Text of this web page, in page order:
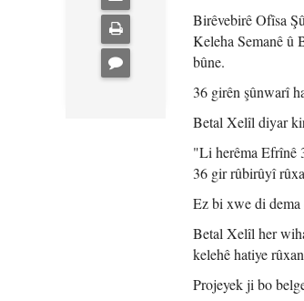
Birêvebirê Ofîsa
Keleha Semanê û
bûne.
36 girên şûnwarî
Betal Xelîl diyar
"Li herêma Efrînê
36 gir rûbirûyî
Ez bi xwe di
Betal Xelîl her
kelehê hatiye
Projeyek ji bo